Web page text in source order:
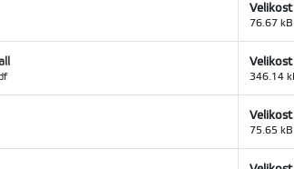
Velikost
76.67 kB
Velikost
346.14
Velikost
75.65 kB